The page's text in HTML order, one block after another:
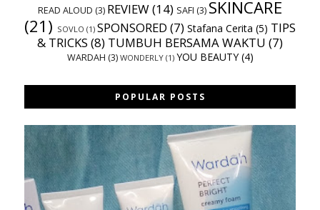
READ ALOUD (3) REVIEW(14) SAFI (3) SKINCARE
(21) SOVLO (1) SPONSORED (7) Stafana Cerita (5) TIPS
& TRICKS (8) TUMBUH BERSAMA WAKTU (7)
WARDAH (3) WONDERLY (1) YOU BEAUTY (4)
POPULAR POSTS